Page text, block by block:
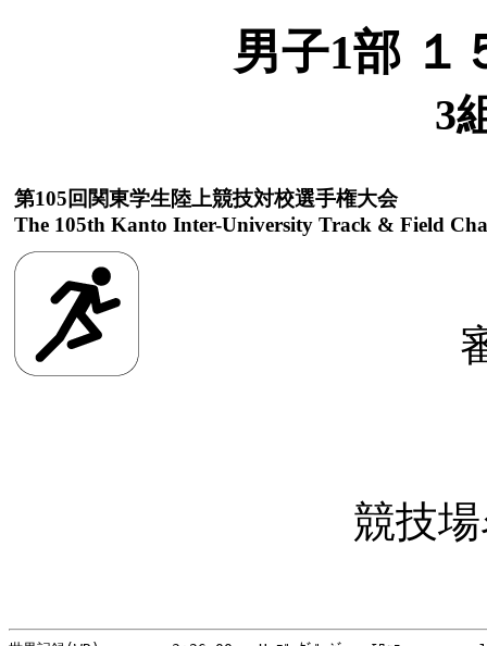
男子1部 １
3
第105回関東学生陸上競技対校選手権大会
The 105th Kanto Inter-University Track & Field
競技